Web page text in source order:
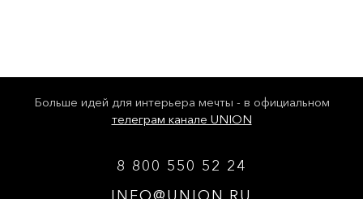
Больше идей для интерьера мечты - в официальном
телеграм канале UNION
8 800 550 52 24